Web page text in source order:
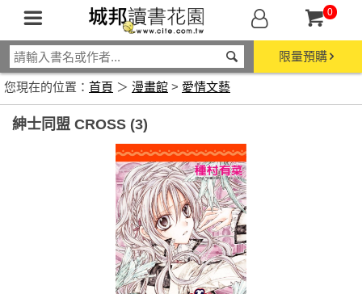
0
限量預購
您現在的位置： 首頁 ＞ 漫畫館 > 愛情文藝
紳士同盟 CROSS (3)